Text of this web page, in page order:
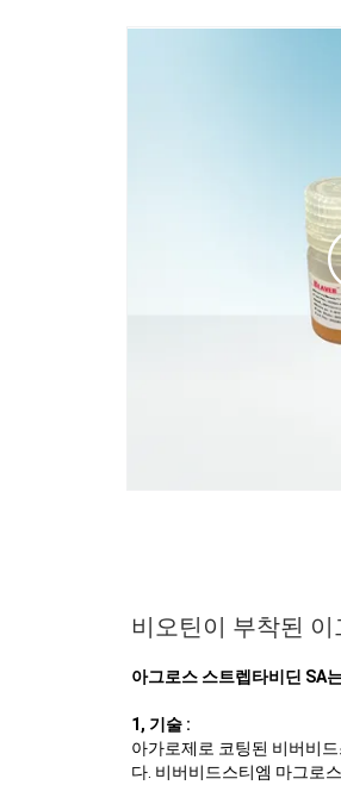
비오틴이 부착된
아그로스 스트렙타비딘 SA
1, 기술 :
아가로제로 코팅된 비버비
다. 비버비드스티엠 마그로